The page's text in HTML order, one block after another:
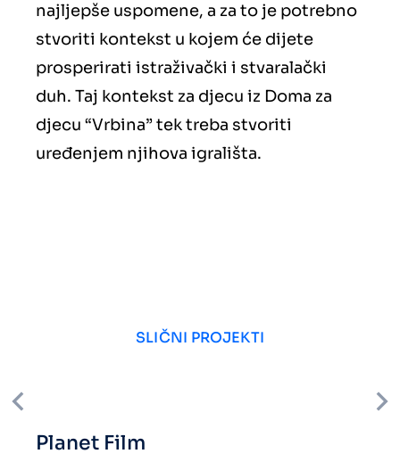
najljepše uspomene, a za to je potrebno
stvoriti kontekst u kojem će dijete
prosperirati istraživački i stvaralački
duh. Taj kontekst za djecu iz Doma za
djecu “Vrbina” tek treba stvoriti
uređenjem njihova igrališta.
SLIČNI PROJEKTI
Planet Film